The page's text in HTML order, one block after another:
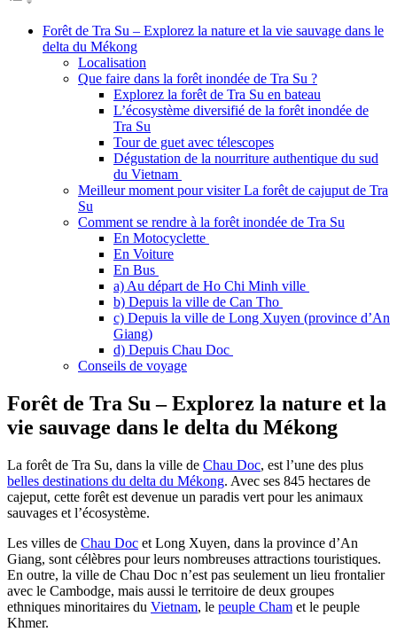
Forêt de Tra Su – Explorez la nature et la vie sauvage dans le
delta du Mékong
Localisation
Que faire dans la forêt inondée de Tra Su ?
Explorez la forêt de Tra Su en bateau
L’écosystème diversifié de la forêt inondée de
Tra Su
Tour de guet avec télescopes
Dégustation de la nourriture authentique du sud
du Vietnam
Meilleur moment pour visiter La forêt de cajuput de Tra
Su
Comment se rendre à la forêt inondée de Tra Su
En Motocyclette
En Voiture
En Bus
a) Au départ de Ho Chi Minh ville
b) Depuis la ville de Can Tho
c) Depuis la ville de Long Xuyen (province d’An
Giang)
d) Depuis Chau Doc
Conseils de voyage
Forêt de Tra Su – Explorez la nature et la
vie sauvage dans le delta du Mékong
La forêt de Tra Su, dans la ville de Chau Doc, est l’une des plus
belles destinations du delta du Mékong. Avec ses 845 hectares de
cajeput, cette forêt est devenue un paradis vert pour les animaux
sauvages et l’écosystème.
Les villes de Chau Doc et Long Xuyen, dans la province d’An
Giang, sont célèbres pour leurs nombreuses attractions touristiques.
En outre, la ville de Chau Doc n’est pas seulement un lieu frontalier
avec le Cambodge, mais aussi le territoire de deux groupes
ethniques minoritaires du Vietnam, le peuple Cham et le peuple
Khmer.